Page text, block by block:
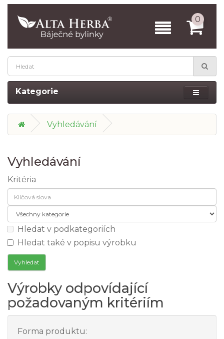
0
Kategorie
Vyhledávání
Vyhledávání
Kritéria
Hledat v podkategoriích
Hledat také v popisu výrobku
Výrobky odpovídající
požadovaným kritériím
Forma produktu: